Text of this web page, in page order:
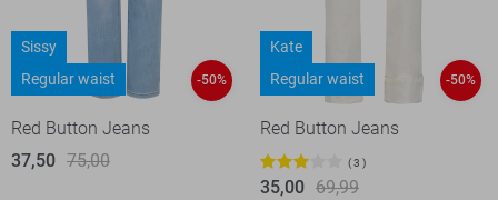
Sissy
Regular waist
-50%
Red Button Jeans
37,50 75,00
Kate
Regular waist
-50%
Red Button Jeans
3
35,00 69,99